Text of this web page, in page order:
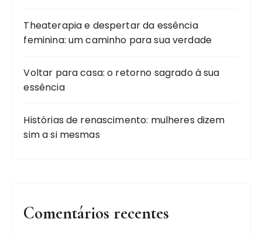
Theaterapia e despertar da essência
feminina: um caminho para sua verdade
Voltar para casa: o retorno sagrado à sua
essência
Histórias de renascimento: mulheres dizem
sim a si mesmas
Comentários recentes